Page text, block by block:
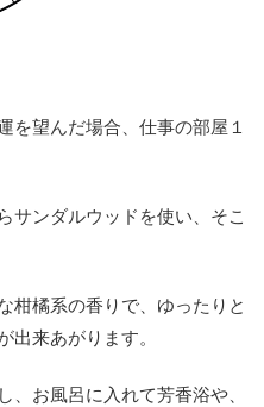
を望んだ場合、仕事の部屋１
サンダルウッドを使い、そこ
柑橘系の香りで、ゆったりと
出来あがります。
、お風呂に入れて芳香浴や、